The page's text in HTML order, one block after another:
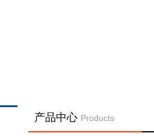
产品中心 Products